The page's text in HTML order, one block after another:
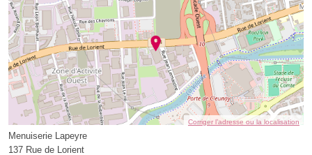
Corriger l’adresse ou la localisation
Menuiserie Lapeyre
137 Rue de Lorient